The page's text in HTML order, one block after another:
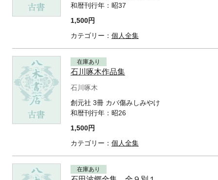
和暦刊行年： 昭37
1,500円
カテゴリー： 個人全集
在庫あり
石川啄木作品集
石川啄木
創元社 3冊 カバ傷みしみやけ
和暦刊行年： 昭26
1,500円
カテゴリー： 個人全集
在庫あり